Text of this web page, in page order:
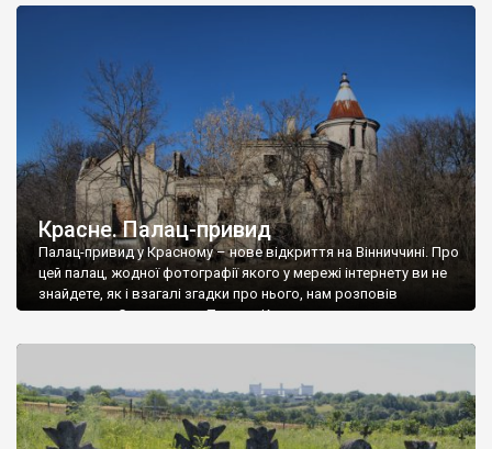
Красне. Палац-привид
Палац-привид у Красному – нове відкриття на Вінниччині. Про
цей палац, жодної фотографії якого у мережі інтернету ви не
знайдете, як і взагалі згадки про нього, нам розповів
мешканець Самгородка. Палац у Красному вразив не лише